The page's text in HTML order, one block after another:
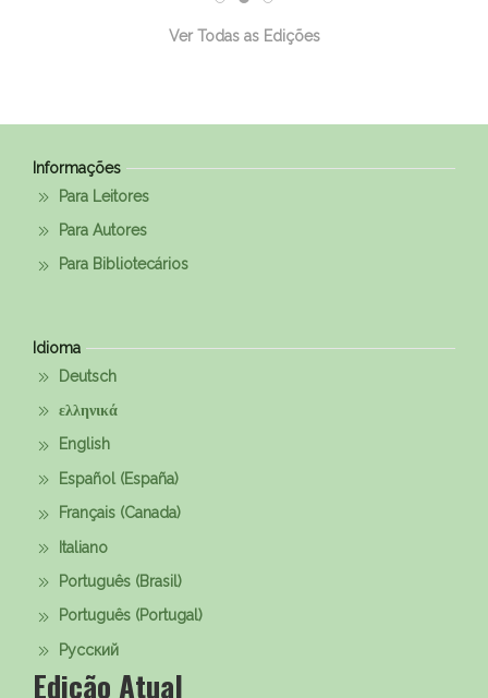
Ver Todas as Edições
Informações
Para Leitores
Para Autores
Para Bibliotecários
Idioma
Deutsch
ελληνικά
English
Español (España)
Français (Canada)
Italiano
Português (Brasil)
Português (Portugal)
Русский
Edição Atual